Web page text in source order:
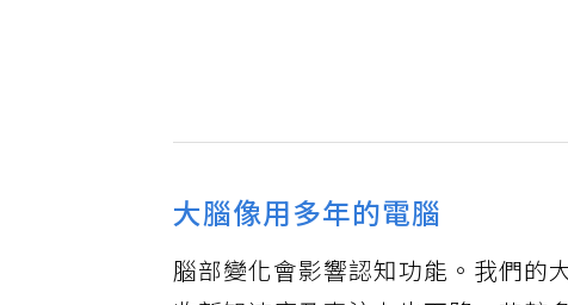
大腦像用多年的電腦
腦部變化會影響認知功能。我們的